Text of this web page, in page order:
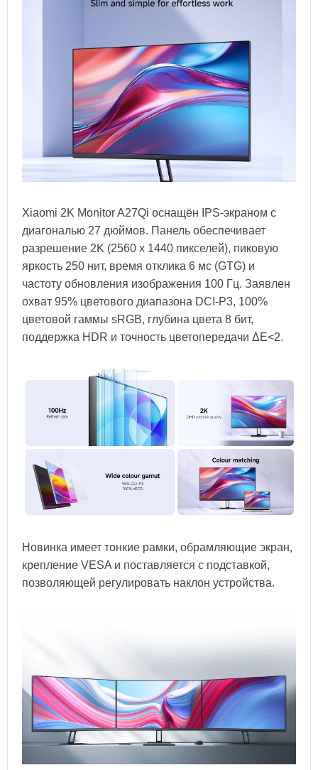
Xiaomi 2K Monitor A27Qi оснащён IPS-экраном с
диагональю 27 дюймов. Панель обеспечивает
разрешение 2K (2560 x 1440 пикселей), пиковую
яркость 250 нит, время отклика 6 мс (GTG) и
частоту обновления изображения 100 Гц. Заявлен
охват 95% цветового диапазона DCI-P3, 100%
цветовой гаммы sRGB, глубина цвета 8 бит,
поддержка HDR и точность цветопередачи ΔE<2.
Новинка имеет тонкие рамки, обрамляющие экран,
крепление VESA и поставляется с подставкой,
позволяющей регулировать наклон устройства.